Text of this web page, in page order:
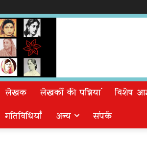
लेखक लेखकों की पत्नियां विशेष
गतिविधियाँ अन्य संपर्क